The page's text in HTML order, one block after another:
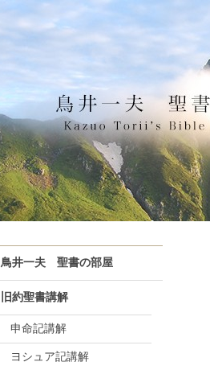
鳥井一夫 聖書の部屋
旧約聖書講解
申命記講解
ヨシュア記講解